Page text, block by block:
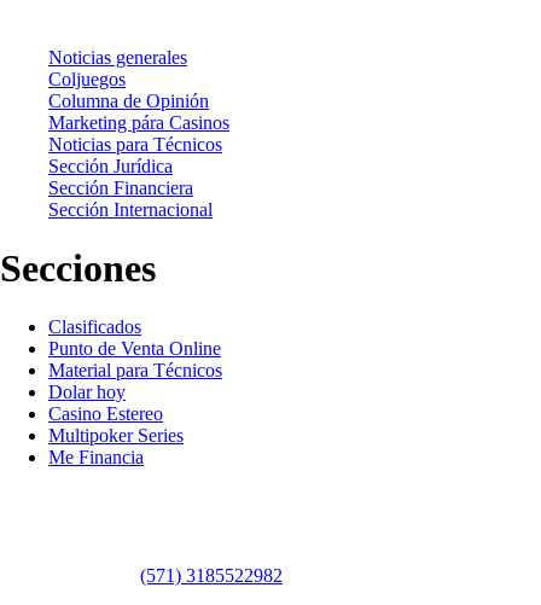
Noticias generales
Coljuegos
Columna de Opinión
Marketing pára Casinos
Noticias para Técnicos
Sección Jurídica
Sección Financiera
Sección Internacional
Secciones
Clasificados
Punto de Venta Online
Material para Técnicos
Dolar hoy
Casino Estereo
Multipoker Series
Me Financia
(57​​1) 3185522982